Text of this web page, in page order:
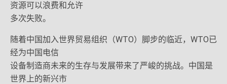
资源可以浪费和允许
多次失败。
随着中国加入世界贸易组织（WTO）脚步的临近，WTO已
经为中国电信
设备制造商未来的生存与发展带来了严峻的挑战。中国是
世界上的新兴市